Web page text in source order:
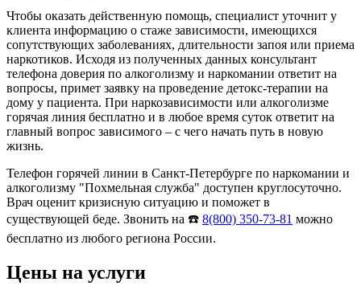
Чтобы оказать действенную помощь, специалист уточнит у
клиента информацию о стаже зависимости, имеющихся
сопутствующих заболеваниях, длительности запоя или приема
наркотиков. Исходя из полученных данных консультант
телефона доверия по алкоголизму и наркомании ответит на
вопросы, примет заявку на проведение детокс-терапии на
дому у пациента. При наркозависимости или алкоголизме
горячая линия бесплатно и в любое время суток ответит на
главный вопрос зависимого – с чего начать путь в новую
жизнь.
Телефон горячей линии в Санкт-Петербурге по наркомании и
алкоголизму "Похмельная служба" доступен круглосуточно.
Врач оценит кризисную ситуацию и поможет в
существующей беде. Звонить на ☎️ 8(800) 350-73-81 можно
бесплатно из любого региона России.
Цены на услуги